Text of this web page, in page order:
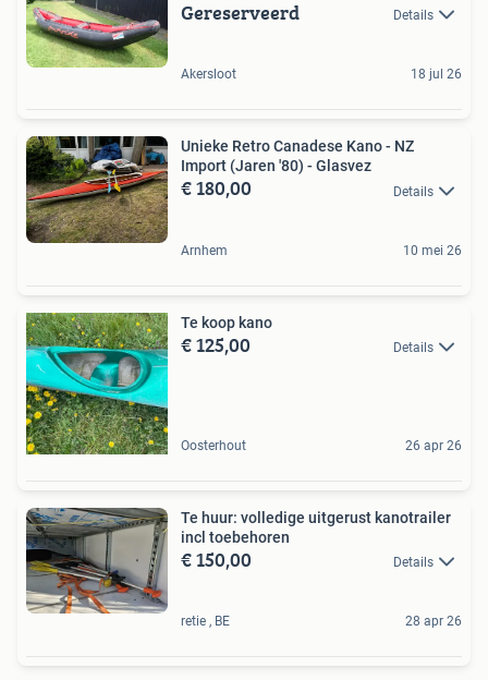
Gereserveerd Details
Akersloot 18 jul 26
Unieke Retro Canadese Kano - NZ
Import (Jaren '80) - Glasvez
€ 180,00 Details
Arnhem 10 mei 26
Te koop kano
€ 125,00 Details
Oosterhout 26 apr 26
Te huur: volledige uitgerust kanotrailer
incl toebehoren
€ 150,00 Details
retie , BE 28 apr 26